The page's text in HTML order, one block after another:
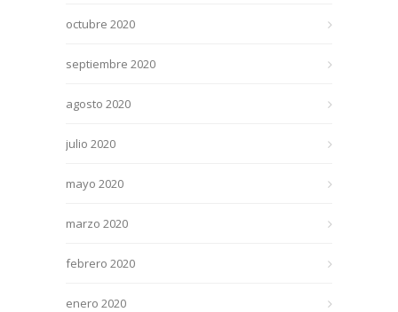
octubre 2020
septiembre 2020
agosto 2020
julio 2020
mayo 2020
marzo 2020
febrero 2020
enero 2020